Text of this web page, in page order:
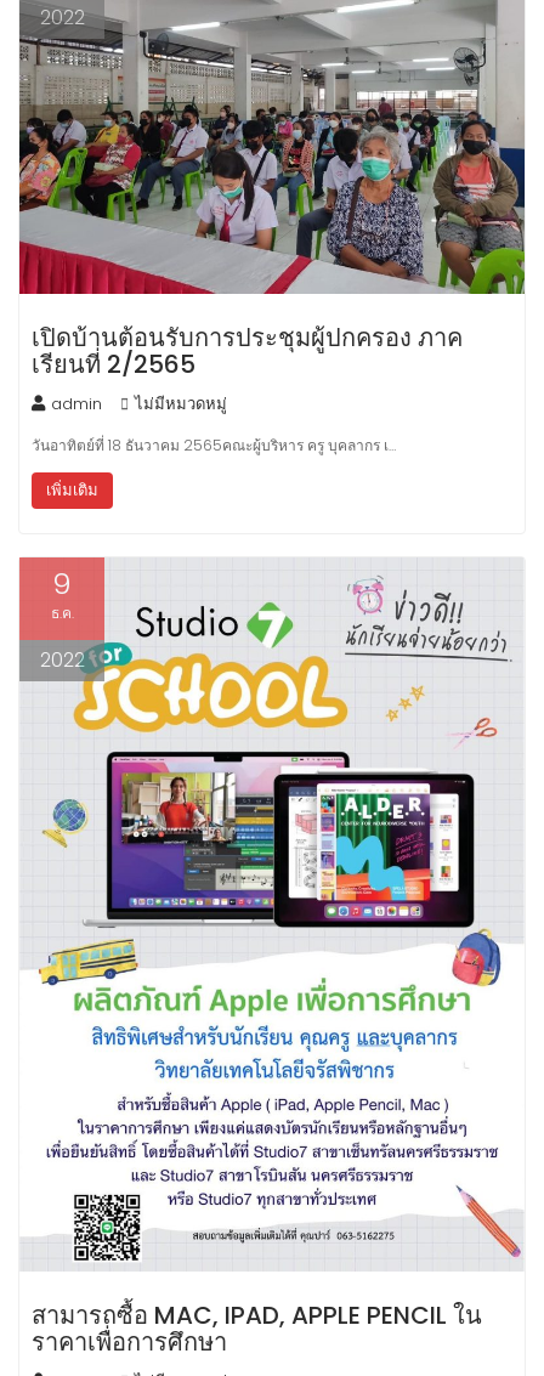
2022
เปิดบ้านต้อนรับการประชุมผู้ปกครอง ภาค
เรียนที่ 2/2565
admin ไม่มีหมวดหมู่
วันอาทิตย์ที่ 18 ธันวาคม 2565คณะผู้บริหาร ครู บุคลากร เ…
เพิ่มเติม
9
ธ.ค.
2022
สามารถซื้อ MAC, IPAD, APPLE PENCIL ใน
ราคาเพื่อการศึกษา